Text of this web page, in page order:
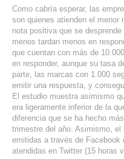
TRANSFORMACIÓN DIGITAL
PORTAFOLIO
BLOG
CONTACTO
Como cabría esperar, las
son quienes atienden el menor
nota positiva que se
menos tardan menos en
que cuentan con más de
en responder, aunque su tasa
parte, las marcas con 1.000
emitir una respuesta, y
El estudio muestra asimismo
era ligeramente inferior de la
diferencia que se ha hecho
trimestre del año. Asimismo,
emitidas a través de
atendidas en Twitter (15 horas